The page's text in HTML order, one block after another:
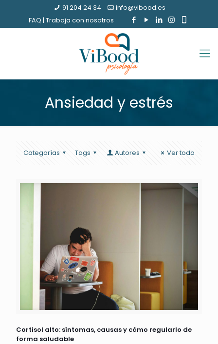
91 204 24 34
info@vibood.es
FAQ | Trabaja con nosotros
Ansiedad y estrés
Categorías Tags Autores Ver todo
Cortisol alto: síntomas, causas y cómo regularlo de
forma saludable